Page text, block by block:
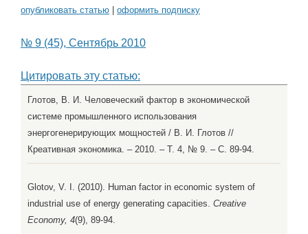
опубликовать статью оформить подписку
№ 9 (45), Сентябрь 2010
Цитировать эту статью:
Глотов, В. И. Человеческий фактор в экономической
системе промышленного использования
энергогенерирующих мощностей / В. И. Глотов //
Креативная экономика. – 2010. – Т. 4, № 9. – С. 89-94.
Glotov, V. I. (2010). Human factor in economic system of
industrial use of energy generating capacities. Creative
Economy, 4(9), 89-94.